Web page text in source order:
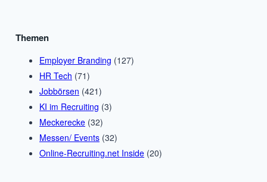
Themen
Employer Branding (127)
HR Tech (71)
Jobbörsen (421)
KI im Recruiting (3)
Meckerecke (32)
Messen/ Events (32)
Online-Recruiting.net Inside (20)